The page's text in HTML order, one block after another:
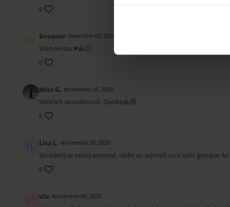
0
Susanne Dezember 05, 2025
Wunderbar♥️🙏🏻
0
Nina G. November 26, 2025
Wirklich wundervoll. Danke🙏🏼
0
Lisa L. November 25, 2025
Wunderbar entspannend, nicht zu schnell und sehr genaue
0
Ute November 06, 2025